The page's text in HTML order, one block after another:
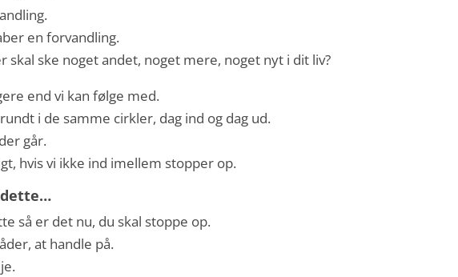
en forvandling.
skal ske noget andet, noget mere, noget nyt i dit liv?
end vi kan følge med.
i de samme cirkler, dag ind og dag ud.
går.
hvis vi ikke ind imellem stopper op.
dette…
så er det nu, du skal stoppe op.
at handle på.